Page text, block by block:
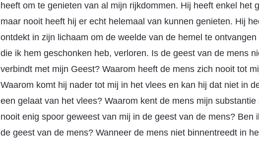
heeft om te genieten van al mijn rijkdommen. Hij heeft enkel het
maar nooit heeft hij er echt helemaal van kunnen genieten. Hij
ontdekt in zijn lichaam om de weelde van de hemel te
die ik hem geschonken heb, verloren. Is de geest van de mens
verbindt met mijn Geest? Waarom heeft de mens zich nooit tot
Waarom komt hij nader tot mij in het vlees en kan hij dat niet in
een gelaat van het vlees? Waarom kent de mens mijn
nooit enig spoor geweest van mij in de geest van de mens? Ben
de geest van de mens? Wanneer de mens niet binnentreedt in